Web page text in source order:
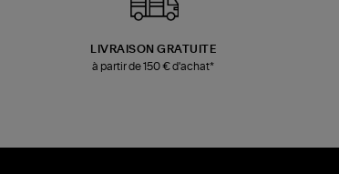
LIVRAISON GRATUITE
à partir de 150 € d'achat*